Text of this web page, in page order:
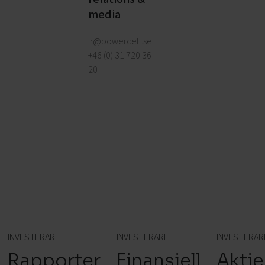
media
ir@powercell.se
+46 (0) 31 720 36
20
INVESTERARE INVESTERARE